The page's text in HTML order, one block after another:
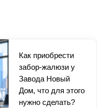
Как приобрести
забор-жалюзи у
Завода Новый
Дом, что для этого
нужно сделать?